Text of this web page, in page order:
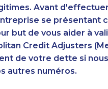
Avant
se présentant
but de vous aider à
Credit Adjusters
de votre dette si
autres numéros.